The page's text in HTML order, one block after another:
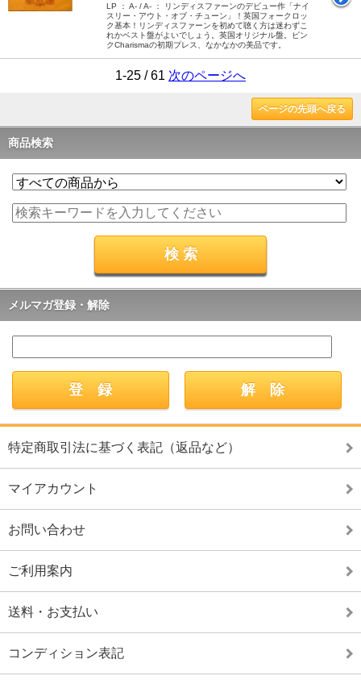
LP ： A- / A- ： リンディスファーンのデビュー作「ナイ
スリー・アウト・オブ・チューン」！英国フォークロッ
ク基本！リンディスファーンを初めて聴く方は迷わずこ
れかベスト盤がよいでしょう。英国オリジナル盤。ピン
クCharismaの初期プレス、なかなかの美品です。
1-25 / 61 次のページへ
ページの先頭へ戻る
商品検索
メルマガ登録・解除
特定商取引法に基づく表記（返品など）
マイアカウント
お問い合わせ
ご利用案内
送料・お支払い
コンディション表記